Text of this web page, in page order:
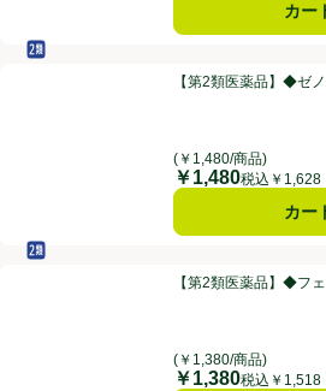
カー
【第2類医薬品】◆ゼノールエクサムSX
セルフメディケーション税制対象
第2類医薬品
【第2類医薬品】◆ゼ
(￥1,480/商品)
価格
￥1,480税込￥1,628
カー
【第2類医薬品】◆フェイタスZクリーム
セルフメディケーション税制対象
第2類医薬品
【第2類医薬品】◆フ
(￥1,380/商品)
価格
￥1,380税込￥1,518